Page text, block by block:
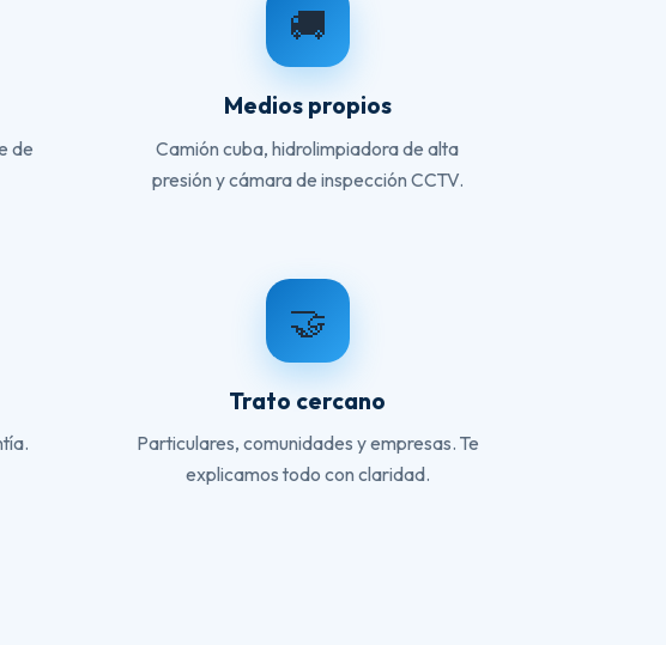
de
🚚
Medios propios
Camión cuba, hidrolimpiadora de alta
presión y cámara de inspección CCTV.
🤝
Trato cercano
Particulares, comunidades y empresas. Te
explicamos todo con claridad.